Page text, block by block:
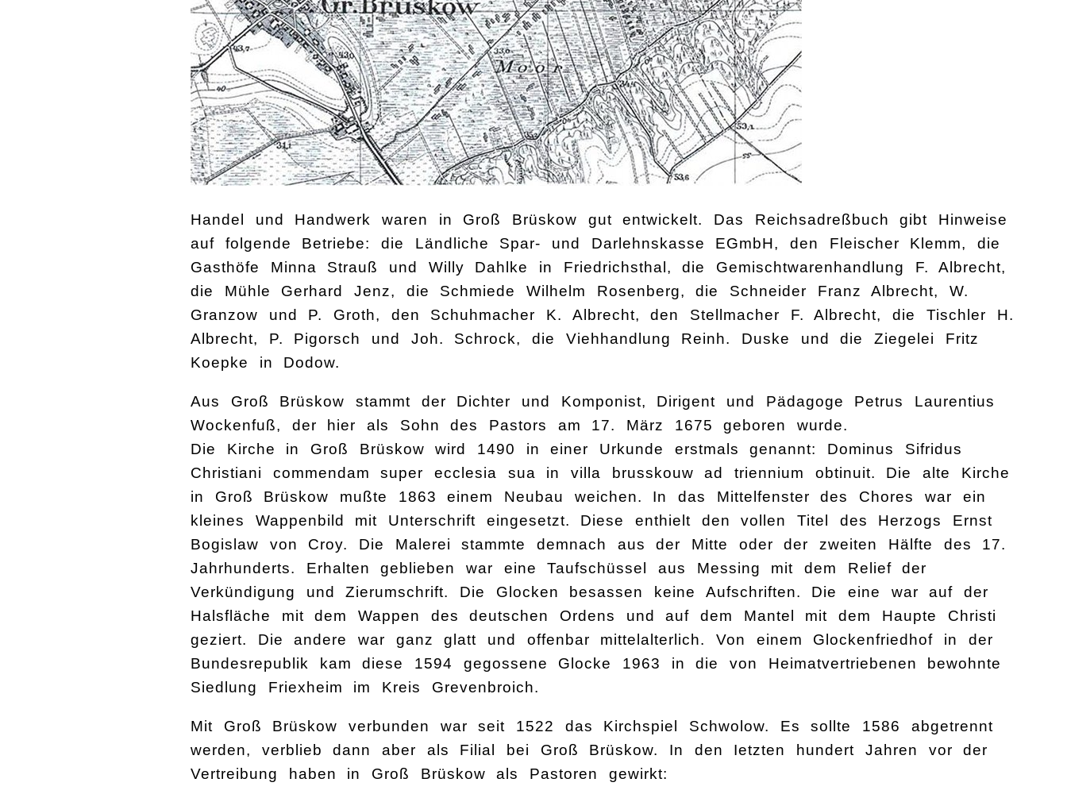
Handel und Handwerk waren in Groß Brüskow gut entwickelt. Das Reichsadreßbuch gibt Hinweise
auf folgende Betriebe: die Ländliche Spar- und Darlehnskasse EGmbH, den Fleischer Klemm, die
Gasthöfe Minna Strauß und Willy Dahlke in Friedrichsthal, die Gemischtwarenhandlung F. Albrecht,
die Mühle Gerhard Jenz, die Schmiede Wilhelm Rosenberg, die Schneider Franz Albrecht, W.
Granzow und P. Groth, den Schuhmacher K. Albrecht, den Stellmacher F. Albrecht, die Tischler H.
Albrecht, P. Pigorsch und Joh. Schrock, die Viehhandlung Reinh. Duske und die Ziegelei Fritz
Koepke in Dodow.
Aus Groß Brüskow stammt der Dichter und Komponist, Dirigent und Pädagoge Petrus Laurentius
Wockenfuß, der hier als Sohn des Pastors am 17. März 1675 geboren wurde.
Die Kirche in Groß Brüskow wird 1490 in einer Urkunde erstmals genannt: Dominus Sifridus
Christiani commendam super ecclesia sua in villa brusskouw ad triennium obtinuit. Die alte Kirche
in Groß Brüskow mußte 1863 einem Neubau weichen. In das Mittelfenster des Chores war ein
kleines Wappenbild mit Unterschrift eingesetzt. Diese enthielt den vollen Titel des Herzogs Ernst
Bogislaw von Croy. Die Malerei stammte demnach aus der Mitte oder der zweiten Hälfte des 17.
Jahrhunderts. Erhalten geblieben war eine Taufschüssel aus Messing mit dem Relief der
Verkündigung und Zierumschrift. Die Glocken besassen keine Aufschriften. Die eine war auf der
Halsfläche mit dem Wappen des deutschen Ordens und auf dem Mantel mit dem Haupte Christi
geziert. Die andere war ganz glatt und offenbar mittelalterlich. Von einem Glockenfriedhof in der
Bundesrepublik kam diese 1594 gegossene Glocke 1963 in die von Heimatvertriebenen bewohnte
Siedlung Friexheim im Kreis Grevenbroich.
Mit Groß Brüskow verbunden war seit 1522 das Kirchspiel Schwolow. Es sollte 1586 abgetrennt
werden, verblieb dann aber als Filial bei Groß Brüskow. In den Ietzten hundert Jahren vor der
Vertreibung haben in Groß Brüskow als Pastoren gewirkt: